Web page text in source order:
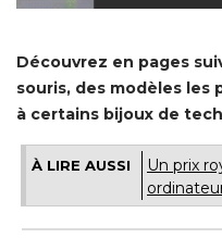
Découvrez en pages
souris, des modèles les
à certains bijoux de
À LIRE AUSSI
Un prix